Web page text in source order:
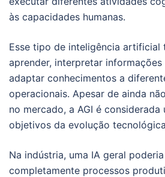
às capacidades humanas.
Esse tipo de inteligência artificial
aprender, interpretar
adaptar conhecimentos a
operacionais. Apesar de ainda
no mercado, a AGI é
objetivos da evolução
Na indústria, uma IA geral
completamente processos